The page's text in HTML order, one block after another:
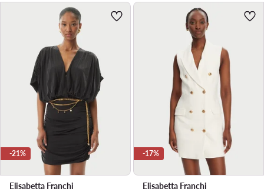
-21%
Elisabetta Franchi
-17%
Elisabetta Franchi